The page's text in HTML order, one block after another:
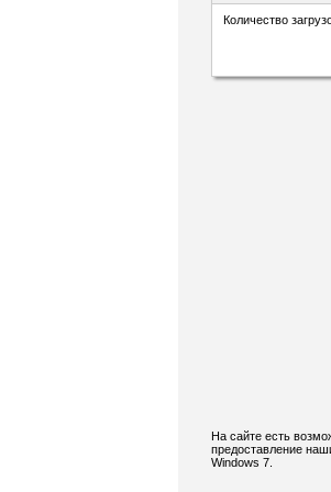
Количество
На сайте есть
предоставление
Windows 7.